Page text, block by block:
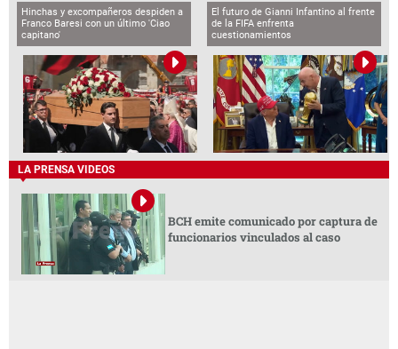
Hinchas y excompañeros despiden a
Franco Baresi con un último 'Ciao
capitano'
El futuro de Gianni Infantino al frente
de la FIFA enfrenta
cuestionamientos
LA PRENSA VIDEOS
BCH emite comunicado por captura de
funcionarios vinculados al caso